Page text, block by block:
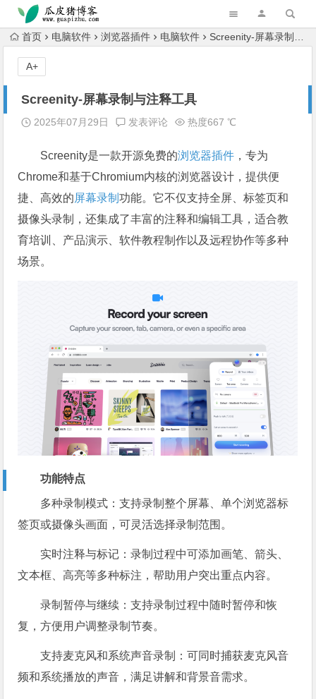
跳转到主内容
首页 电脑软件 浏览器插件 电脑软件 Screenity-屏幕录制与注释工具
Screenity-屏幕录制与注释工具
2025年07月29日 发表评论 热度667 ℃
Screenity是一款开源免费的浏览器插件 ，专为
Chrome和基于Chromium内核的浏览器设计，提供便
捷、高效的屏幕录制功能。它不仅支持全屏、标签页和
摄像头录制，还集成了丰富的注释和编辑工具，适合教
育培训、产品演示、软件教程制作以及远程协作等多种
场景。
功能特点
多种录制模式：支持录制整个屏幕、单个浏览器标
签页或摄像头画面，可灵活选择录制范围。
实时注释与标记：录制过程中可添加画笔、箭头、
文本框、高亮等多种标注，帮助用户突出重点内容。
录制暂停与继续：支持录制过程中随时暂停和恢
复，方便用户调整录制节奏。
支持麦克风和系统声音录制：可同时捕获麦克风音
频和系统播放的声音，满足讲解和背景音需求。
A+